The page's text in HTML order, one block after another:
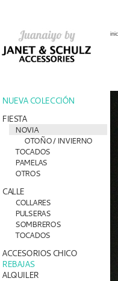
NUEVA COLECCIÓN
FIESTA
NOVIA
OTOÑO / INVIERNO
TOCADOS
PAMELAS
OTROS
CALLE
COLLARES
PULSERAS
SOMBREROS
TOCADOS
ACCESORIOS CHICO
REBAJAS
ALQUILER